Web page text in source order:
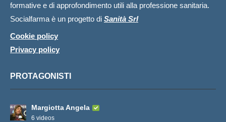
formative e di approfondimento utili alla professione sanitaria.
Socialfarma è un progetto di Sanità Srl
Cookie policy
Privacy policy
PROTAGONISTI
Margiotta Angela
6 videos